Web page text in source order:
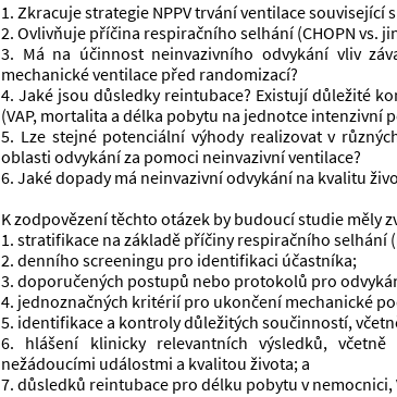
1. Zkracuje strategie NPPV trvání ventilace související
2. Ovlivňuje příčina respiračního selhání (CHOPN vs.
3. Má na účinnost neinvazivního odvykání vliv
mechanické ventilace před randomizací?
4. Jaké jsou důsledky reintubace? Existují důležité
(VAP, mortalita a délka pobytu na jednotce intenzivní
5. Lze stejné potenciální výhody realizovat v
oblasti odvykání za pomoci neinvazivní ventilace?
6. Jaké dopady má neinvazivní odvykání na kvalitu
K zodpovězení těchto otázek by budoucí studie měly
1. stratifikace na základě příčiny respiračního selhání
2. denního screeningu pro identifikaci účastníka;
3. doporučených postupů nebo protokolů pro
4. jednoznačných kritérií pro ukončení mechanické
5. identifikace a kontroly důležitých součinností,
6. hlášení klinicky relevantních výsledků,
nežádoucími událostmi a kvalitou života; a
7. důsledků reintubace pro délku pobytu v nemocnici,